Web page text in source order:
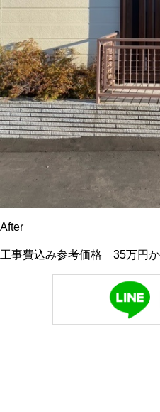
After
工事費込み参考価格 35万円か